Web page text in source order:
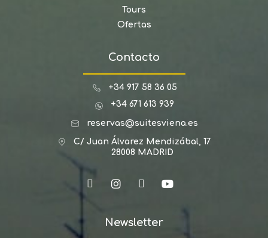
Tours
Ofertas
Contacto
+34 917 58 36 05
+34 671 613 939
reservas@suitesviena.es
C/ Juan Álvarez Mendizábal, 17
28008 MADRID
Newsletter